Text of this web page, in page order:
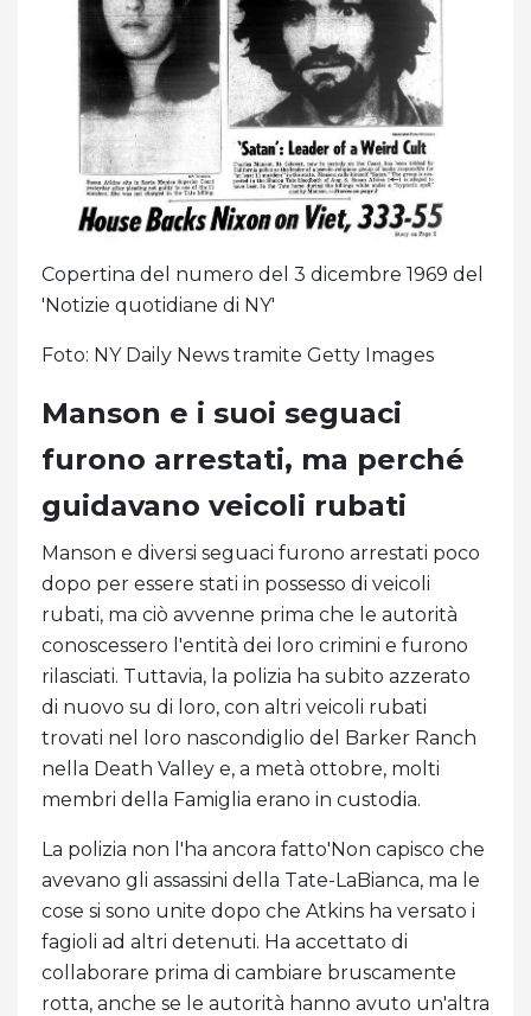
Copertina del numero del 3 dicembre 1969 del
'Notizie quotidiane di NY'
Foto: NY Daily News tramite Getty Images
Manson e i suoi seguaci
furono arrestati, ma perché
guidavano veicoli rubati
Manson e diversi seguaci furono arrestati poco
dopo per essere stati in possesso di veicoli
rubati, ma ciò avvenne prima che le autorità
conoscessero l'entità dei loro crimini e furono
rilasciati. Tuttavia, la polizia ha subito azzerato
di nuovo su di loro, con altri veicoli rubati
trovati nel loro nascondiglio del Barker Ranch
nella Death Valley e, a metà ottobre, molti
membri della Famiglia erano in custodia.
La polizia non l'ha ancora fatto'Non capisco che
avevano gli assassini della Tate-LaBianca, ma le
cose si sono unite dopo che Atkins ha versato i
fagioli ad altri detenuti. Ha accettato di
collaborare prima di cambiare bruscamente
rotta, anche se le autorità hanno avuto un'altra